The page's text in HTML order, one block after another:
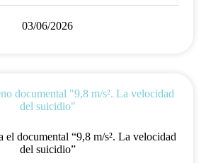
03/06/2026
el documental “9,8 m/s². La velocidad
del suicidio”